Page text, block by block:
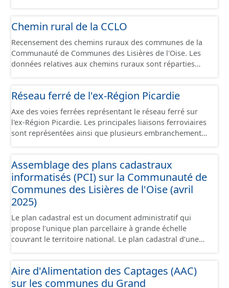
Chemin rural de la CCLO
Recensement des chemins ruraux des communes de la
Communauté de Communes des Lisières de l'Oise. Les
données relatives aux chemins ruraux sont réparties
générales du chemin (longueur, largeur, etc.). - Secteurs :
les informations générales du chemin et données
relevées sur le terrain. - Éléments : les éléments naturels
relevés sur les chemins (bois, talus, bande enherbée,
etc.). - Observations : les observations relevées sur les
- Plantations : proposition de plantation de haies (haie
basse, haie mixte, etc.).
Réseau ferré de l'ex-Région Picardie
Axe des voies ferrées représentant le réseau ferré sur
l'ex-Région Picardie. Les principales liaisons ferroviaires
sont représentées ainsi que plusieurs embranchements
sont désaffectées mais sont toujours physiquement
présentes sur le terrain.
Assemblage des plans cadastraux
informatisés (PCI) sur la Communauté de
Communes des Lisières de l'Oise (avril
2025)
Le plan cadastral est un document administratif qui
propose l’unique plan parcellaire à grande échelle
couvrant le territoire national. Le plan cadastral d’une
communément appelées « feuilles de plan ». La parcelle
est l’unité cadastrale de base. C’est un terrain d’un seul
Aire d'Alimentation des Captages (AAC)
sur les communes du Grand